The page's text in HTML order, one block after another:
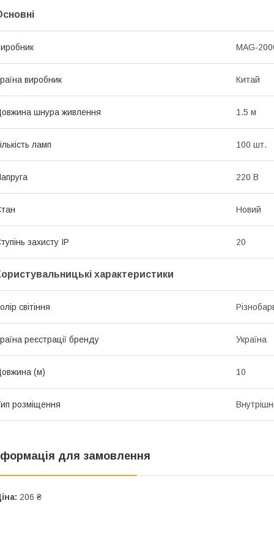
MAG-
виробник Китай
шнура живлення 1.5 м
ламп 100 шт.
220 В
Новий
захисту IP 20
характеристики
світіння
реєстрації бренду Україна
(м) 10
розміщення
для замовлення
206 ₴